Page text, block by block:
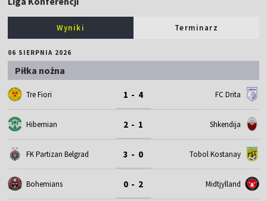
Wyniki Terminarz
06 SIERPNIA 2026
Piłka nożna
Tre Fiori 1 - 4 FC Drita
Hibernian 2 - 1 Shkendija
FK Partizan Belgrad 3 - 0 Tobol Kostanay
Bohemians 0 - 2 Midtjylland